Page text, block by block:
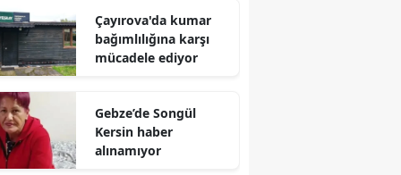
Elazığ
Erzincan
Erzurum
Eskişehir
Çayırova'da kumar
bağımlılığına karşı
mücadele ediyor
Gebze’de Songül
Kersin haber
alınamıyor